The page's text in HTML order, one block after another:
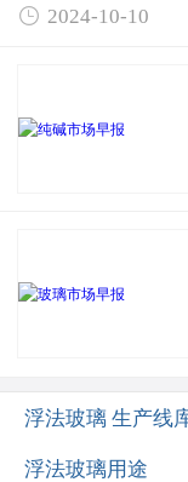
 2024-10-10
浮法玻璃 生产线
浮法玻璃用途